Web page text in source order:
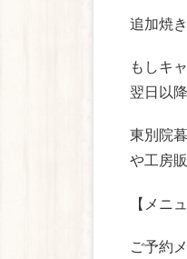
追加焼
もしキ
翌日以
東別院
や工房
【メニ
ご予約